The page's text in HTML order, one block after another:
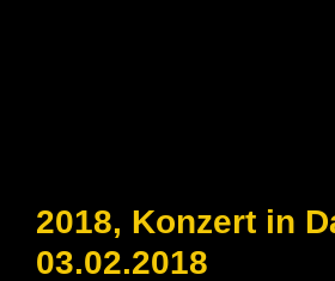
2018, Konzert in
03.02.2018